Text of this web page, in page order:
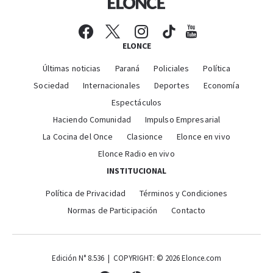
ELONCE
Últimas noticias Paraná Policiales
Política
Sociedad
Internacionales Deportes
Economía
Espectáculos
Haciendo Comunidad
Impulso Empresarial
La Cocina del Once
Clasionce
Elonce en vivo
Elonce Radio en vivo
INSTITUCIONAL
Política de Privacidad
Términos y Condiciones
Normas de Participación
Contacto
Edición N° 8.536 | COPYRIGHT: © 2026 Elonce.com